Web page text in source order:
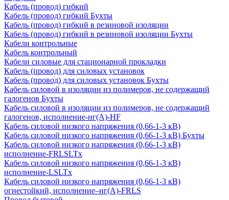
Кабель (провод) гибкий
Кабель (провод) гибкий Бухты
Кабель (провод) гибкий в резиновой изоляции
Кабель (провод) гибкий в резиновой изоляции Бухты
Кабели контрольные
Кабель контрольный
Кабели силовые для стационарной прокладки
Кабель (провод) для силовых установок
Кабель (провод) для силовых установок Бухты
Кабель силовой в изоляции из полимеров, не содержащий
галогенов Бухты
Кабель силовой в изоляции из полимеров, не содержащий
галогенов, исполнение-нг(А)-HF
Кабель силовой низкого напряжения (0,66-1-3 кВ)
Кабель силовой низкого напряжения (0,66-1-3 кВ) Бухты
Кабель силовой низкого напряжения (0,66-1-3 кВ)
исполнение-FRLSLTx
Кабель силовой низкого напряжения (0,66-1-3 кВ)
исполнение-LSLTx
Кабель силовой низкого напряжения (0,66-1-3 кВ)
огнестойкий, исполнение–нг(А)-FRLS